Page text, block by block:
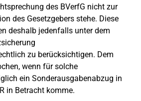
des BVerfG nicht zur
des Gesetzgebers stehe. Diese
deshalb jedenfalls unter dem
zu berücksichtigen. Dem
wenn für solche
ein Sonderausgabenabzug in
in Betracht komme.